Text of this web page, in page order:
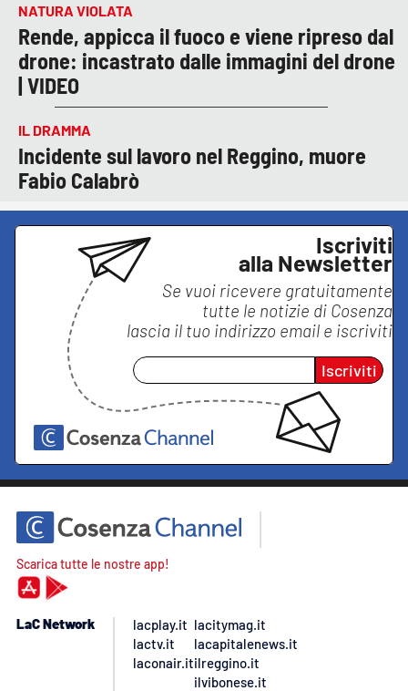
NATURA VIOLATA
Rende, appicca il fuoco e viene ripreso dal
drone: incastrato dalle immagini del drone
| VIDEO
IL DRAMMA
Incidente sul lavoro nel Reggino, muore
Fabio Calabrò
Iscriviti
alla Newsletter
Se vuoi ricevere gratuitamente
tutte le notizie di Cosenza
lascia il tuo indirizzo email e iscriviti
Iscriviti
Scarica tutte le nostre app!
LaC Network
lacplay.it
lactv.it
laconair.it
lacitymag.it
lacapitalenews.it
ilreggino.it
ilvibonese.it